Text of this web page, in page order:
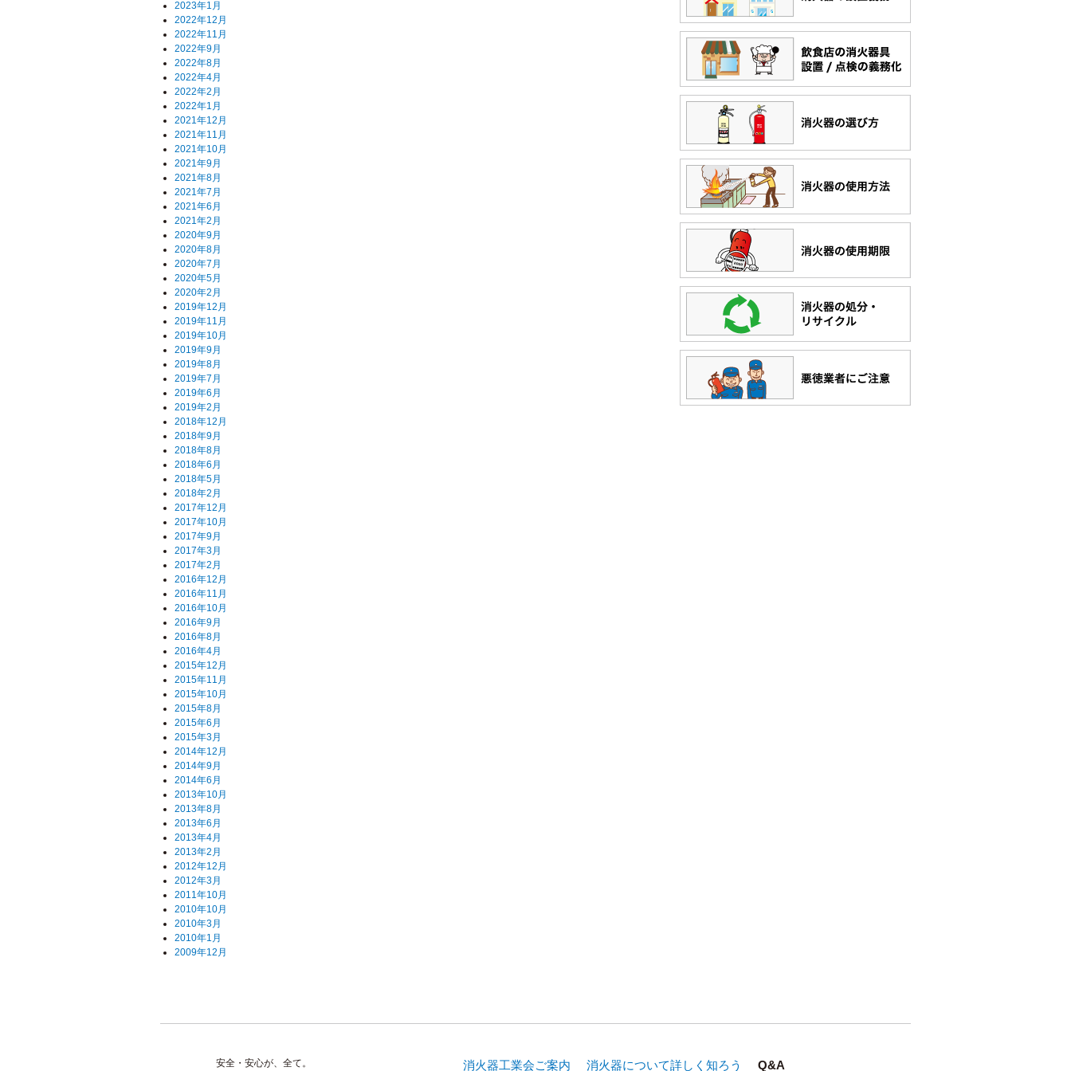
2023年1月
2022年12月
2022年11月
2022年9月
2022年8月
2022年4月
2022年2月
2022年1月
2021年12月
2021年11月
2021年10月
2021年9月
2021年8月
2021年7月
2021年6月
2021年2月
2020年9月
2020年8月
2020年7月
2020年5月
2020年2月
2019年12月
2019年11月
2019年10月
2019年9月
2019年8月
2019年7月
2019年6月
2019年2月
2018年12月
2018年9月
2018年8月
2018年6月
2018年5月
2018年2月
2017年12月
2017年10月
2017年9月
2017年3月
2017年2月
2016年12月
2016年11月
2016年10月
2016年9月
2016年8月
2016年4月
2015年12月
2015年11月
2015年10月
2015年8月
2015年6月
2015年3月
2014年12月
2014年9月
2014年6月
2013年10月
2013年8月
2013年6月
2013年4月
2013年2月
2012年12月
2012年3月
2011年10月
2010年10月
2010年3月
2010年1月
2009年12月
安全・安心が、全て。 消火器工業会ご案内 消火器について詳しく知ろう Q&A